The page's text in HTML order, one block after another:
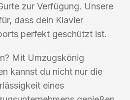
zur Verfügung. Unsere
dass dein Klavier
perfekt geschützt ist.
Mit Umzugskönig
kannst du nicht nur die
eines